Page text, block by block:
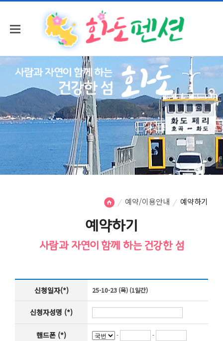
예약/이용안내 예약하기
예약하기
사람과 자연이 함께 하는 건강한 섬
신청일자(*) 25-10-23 (목) (1일간)
신청자성명 (*)
핸드폰 (*) - -